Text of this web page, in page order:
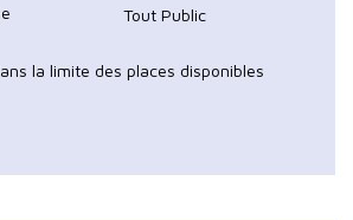
Tout Public
la limite des places disponibles